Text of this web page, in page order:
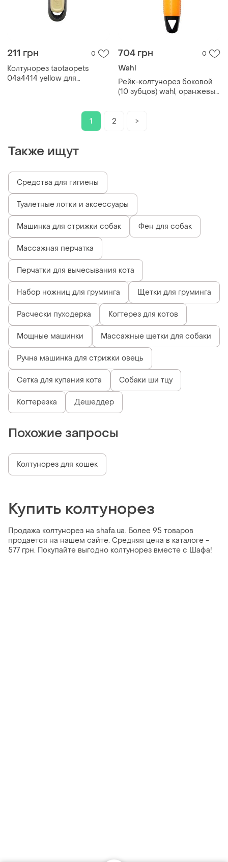
211 грн 0
Колтунорез taotaopets
04a4414 yellow для
704 грн 0
Wahl
Рейк-колтунорез боковой
(10 зубцов) wahl, оранжевый
1 2 >
Также ищут
Средства для гигиены
Туалетные лотки и аксессуары
Машинка для стрижки собак Фен для собак
Массажная перчатка
Перчатки для вычесывания кота
Набор ножниц для груминга Щетки для груминга
Расчески пуходерка Когтерез для котов
Мощные машинки Массажные щетки для собаки
Ручна машинка для стрижки овець
Сетка для купания кота Собаки ши тцу
Когтерезка Дешеддер
Похожие запросы
Колтунорез для кошек
Купить колтунорез
Продажа колтунорез на shafa.ua. Более 95 товаров
продается на нашем сайте. Средняя цена в каталоге -
577 грн. Покупайте выгодно колтунорез вместе с Шафа!